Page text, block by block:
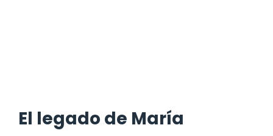
El legado de María